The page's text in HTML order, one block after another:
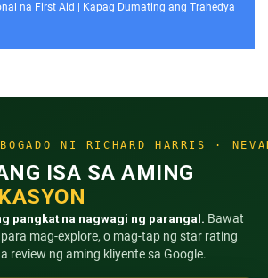
na First Aid Kapag Dumating ang Trahedya
NI RICHARD HARRIS ·
ISA SA AMING
pangkat na nagwagi ng parangal. Bawat
mag-explore, o mag-tap ng star rating
review ng aming kliyente sa Google.